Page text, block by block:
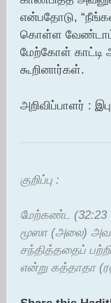
என்பதோடு,
கொள்ள
மேற்கோள்
கூறினார்கள்.
அறிவிப்பாளர் :
குறிப்பு :
மேற்கண்ட (32:23
மூஸா (அலை)
சந்தித்ததைப்
என்று கத்தாதா